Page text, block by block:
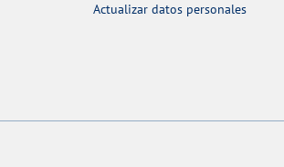
Actualizar datos personales